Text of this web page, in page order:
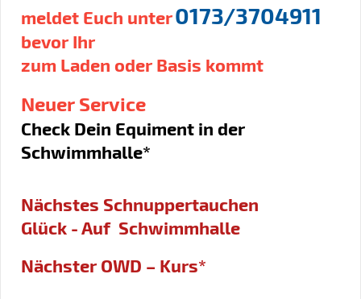
meldet Euch unter0173/3704911
bevor Ihr
zum Laden oder Basis kommt
Neuer Service
Check Dein Equiment in der
Schwimmhalle*
Nächstes Schnuppertauchen
Glück - Auf Schwimmhalle
Nächster OWD – Kurs*